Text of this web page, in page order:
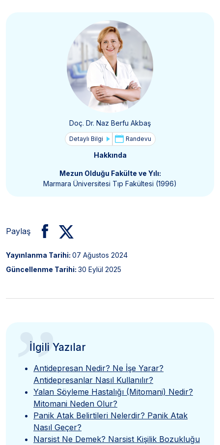
Doç. Dr. Naz Berfu Akbaş
Detaylı Bilgi Randevu
Hakkında
Mezun Olduğu Fakülte ve Yılı:
Marmara Üniversitesi Tıp Fakültesi (1996)
Paylaş
Yayınlanma Tarihi: 07 Ağustos 2024
Güncellenme Tarihi: 30 Eylül 2025
”
İlgili Yazılar
Antidepresan Nedir? Ne İşe Yarar?
Antidepresanlar Nasıl Kullanılır?
Yalan Söyleme Hastalığı (Mitomani) Nedir?
Mitomani Neden Olur?
Panik Atak Belirtileri Nelerdir? Panik Atak
Nasıl Geçer?
Narsist Ne Demek? Narsist Kişilik Bozukluğu